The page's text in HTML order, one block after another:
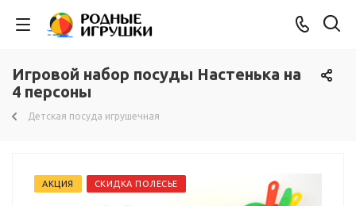
Игровой набор посуды Настенька на
4 персоны
Детская посуда игрушечная
АКЦИЯ СКИДКА ПОЛЕСЬЕ